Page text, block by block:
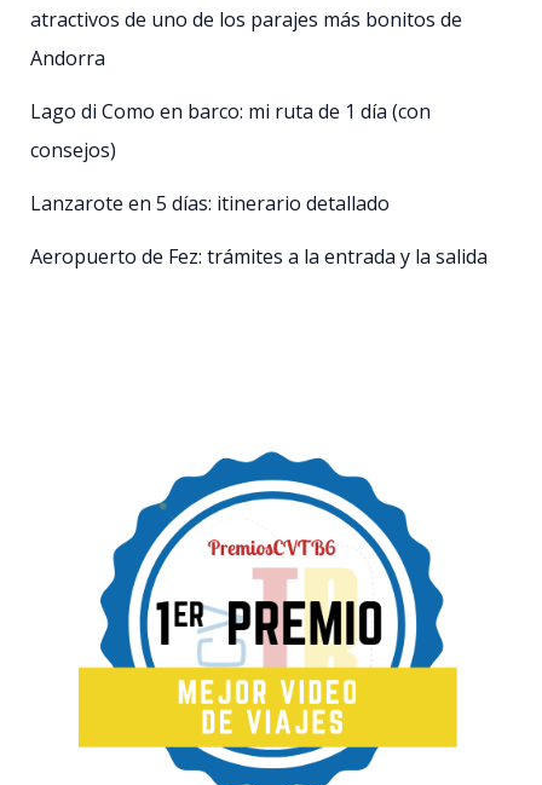
atractivos de uno de los parajes más bonitos de
Andorra
Lago di Como en barco: mi ruta de 1 día (con
consejos)
Lanzarote en 5 días: itinerario detallado
Aeropuerto de Fez: trámites a la entrada y la salida